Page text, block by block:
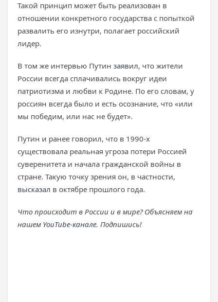
Такой принцип может быть реализован в
отношении конкретного государства с попыткой
развалить его изнутри, полагает российский
лидер.
В том же интервью Путин заявил, что жители
России всегда сплачивались вокруг идеи
патриотизма и любви к Родине. По его словам, у
россиян всегда было и есть осознание, что «или
мы победим, или нас не будет».
Путин и ранее говорил, что в 1990-х
существовала реальная угроза потери Россией
суверенитета и начала гражданской войны в
стране. Такую точку зрения он, в частности,
высказал в октябре прошлого года.
Что происходит в России и в мире? Объясняем на
нашем YouTube-канале. Подпишись!